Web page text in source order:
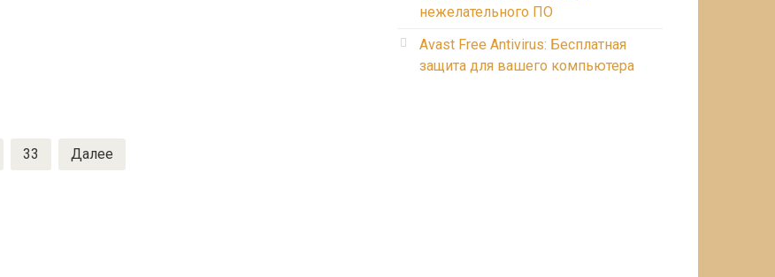
33 Далее
нежелательного ПО
Avast Free Antivirus: Бесплатная
защита для вашего компьютера